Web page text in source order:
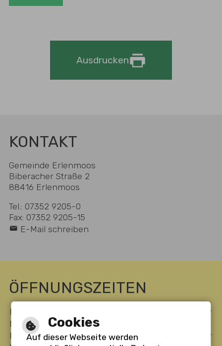
Ausdrucken
KONTAKT
Gemeinde Erlenmoos
Biberacher Straße 2
88416 Erlenmoos
Tel.: 07352 9205-0
Fax: 07352 9205-15
E-Mail schreiben
ÖFFNUNGSZEITEN
Montag
14:00 bis 16:30 Uhr
Dienstag
08:00 bis 12:00 Uhr
Mittwoch
-----
14:00 bis 18:00 Uhr
Cookies
Auf dieser Webseite werden